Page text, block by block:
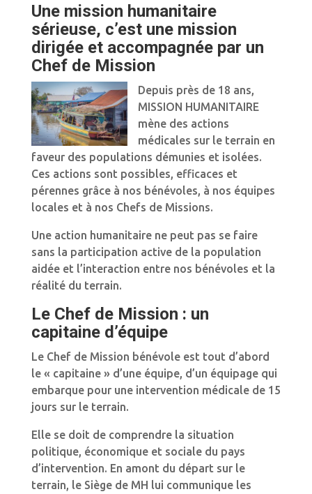
Une mission humanitaire
sérieuse, c’est une mission
dirigée et accompagnée par un
Chef de Mission
Depuis près de 18 ans,
MISSION HUMANITAIRE
mène des actions
médicales sur le terrain en
faveur des populations démunies et isolées.
Ces actions sont possibles, efficaces et
pérennes grâce à nos bénévoles, à nos équipes
locales et à nos Chefs de Missions.
Une action humanitaire ne peut pas se faire
sans la participation active de la population
aidée et l’interaction entre nos bénévoles et la
réalité du terrain.
Le Chef de Mission : un
capitaine d’équipe
Le Chef de Mission bénévole est tout d’abord
le « capitaine » d’une équipe, d’un équipage qui
embarque pour une intervention médicale de 15
jours sur le terrain.
Elle se doit de comprendre la situation
politique, économique et sociale du pays
d’intervention. En amont du départ sur le
terrain, le Siège de MH lui communique les